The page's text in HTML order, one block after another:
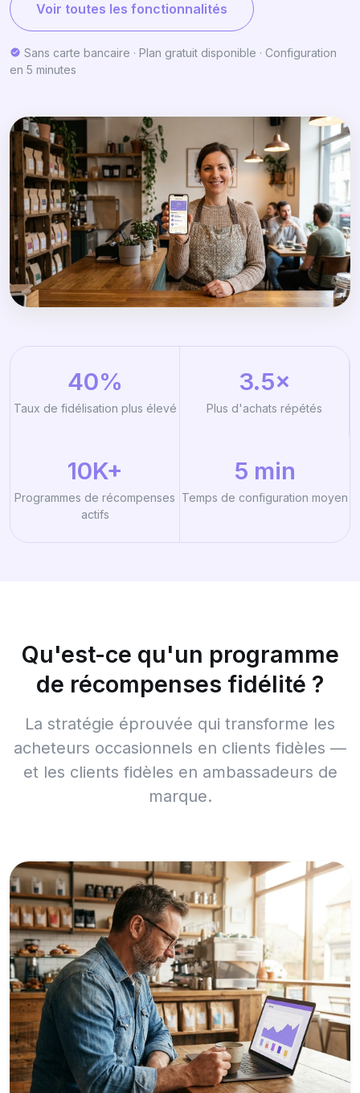
Voir toutes les fonctionnalités
Sans carte bancaire · Plan gratuit disponible · Configuration
en 5 minutes
40%
Taux de fidélisation plus élevé
3.5×
Plus d'achats répétés
10K+
Programmes de récompenses
actifs
5 min
Temps de configuration moyen
Qu'est-ce qu'un programme
de récompenses fidélité ?
La stratégie éprouvée qui transforme les
acheteurs occasionnels en clients fidèles —
et les clients fidèles en ambassadeurs de
marque.